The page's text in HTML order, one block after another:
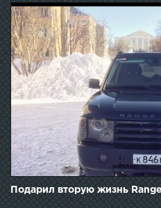
Подарил вторую жизнь